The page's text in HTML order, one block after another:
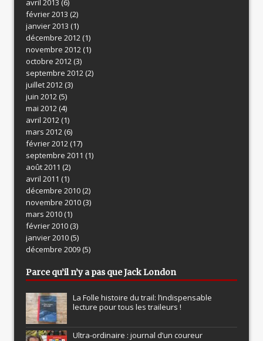
avril 2013 (6)
février 2013 (2)
janvier 2013 (1)
décembre 2012(1)
novembre 2012(1)
octobre 2012(3)
septembre 2012(2)
juillet 2012(3)
juin 2012(5)
mai 2012(4)
avril 2012(1)
mars 2012(6)
février 2012(17)
septembre 2011 (1)
août 2011 (2)
avril 2011 (1)
décembre 2010(2)
novembre 2010(3)
mars 2010(1)
février 2010(3)
janvier 2010(5)
décembre 2009(5)
Parce qu’il n’y a pas que Jack London
La Folle histoire du trail: l’indispensable
lecture pour tous les traileurs !
Ultra-ordinaire : journal d’un coureur